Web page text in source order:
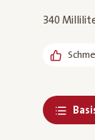
340